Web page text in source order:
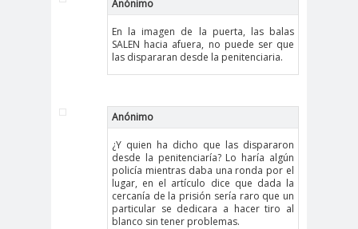
Anónimo
En la imagen de la puerta, las balas
SALEN hacia afuera, no puede ser que
las dispararan desde la penitenciaria.
Anónimo
¿Y quien ha dicho que las dispararon
desde la penitenciaría? Lo haría algún
policía mientras daba una ronda por el
lugar, en el artículo dice que dada la
cercanía de la prisión sería raro que un
particular se dedicara a hacer tiro al
blanco sin tener problemas.